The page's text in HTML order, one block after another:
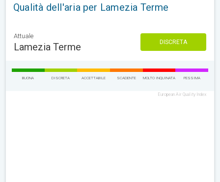
Qualità dell'aria per Lamezia Terme
Attuale
Lamezia Terme DISCRETA
BUONA DISCRETA ACCETTABILE SCADENTE MOLTO INQUINATA PESSIMA
European Air Quality Index